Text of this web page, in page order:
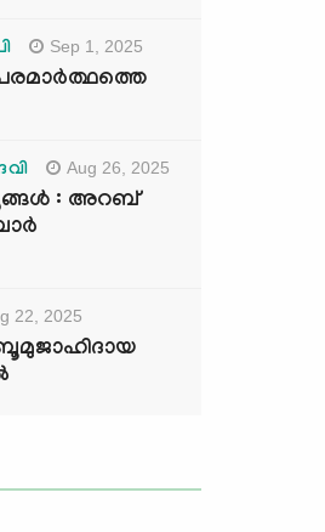
Sep 1, 2025
പരമാർത്ഥത്തെ
Aug 26, 2025
: അറബ്
22, 2025